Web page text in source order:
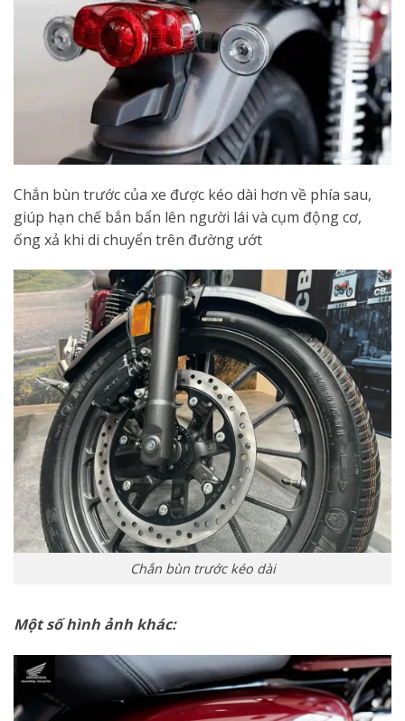
Chắn bùn trước của xe được kéo dài hơn về phía sau,
giúp hạn chế bắn bẩn lên người lái và cụm động cơ,
ống xả khi di chuyển trên đường ướt
Chắn bùn trước kéo dài
Một số hình ảnh khác: